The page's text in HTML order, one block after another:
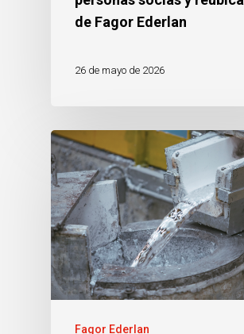
de Fagor Ederlan
26 de mayo de 2026
Fagor Ederlan